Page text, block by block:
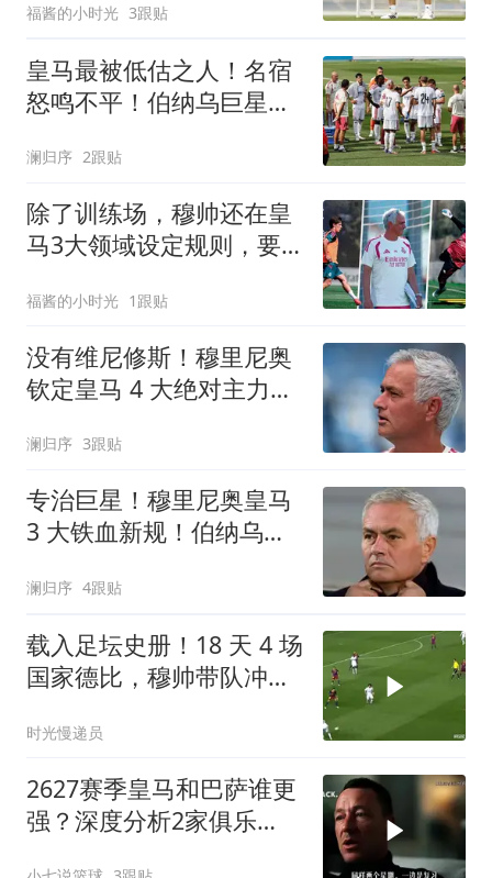
福酱的小时光 3跟贴
皇马最被低估之人！名宿
怒鸣不平！伯纳乌巨星被
澜归序 2跟贴
除了训练场，穆帅还在皇
马3大领域设定规则，要
福酱的小时光 1跟贴
没有维尼修斯！穆里尼奥
钦定皇马 4 大绝对主力！
澜归序 3跟贴
专治巨星！穆里尼奥皇马
3 大铁血新规！伯纳乌全
澜归序 4跟贴
载入足坛史册！18 天 4 场
国家德比，穆帅带队冲破
时光慢递员
2627赛季皇马和巴萨谁更
强？深度分析2家俱乐